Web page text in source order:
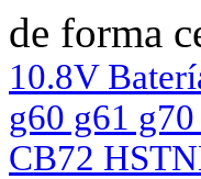
de forma
10.8V
g60 g61
CB72